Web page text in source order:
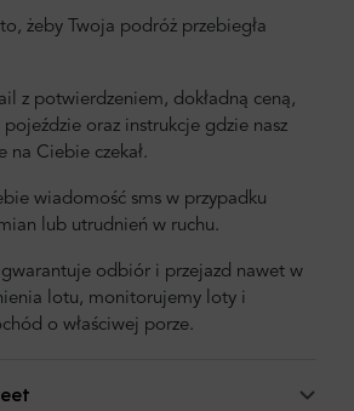
żeby Twoja podróż przebiegła
z potwierdzeniem, dokładną ceną,
oraz instrukcje gdzie nasz
na Ciebie czekał.
wiadomość sms w przypadku
lub utrudnień w ruchu.
odbiór i przejazd nawet w
lotu, monitorujemy loty i
o właściwej porze.